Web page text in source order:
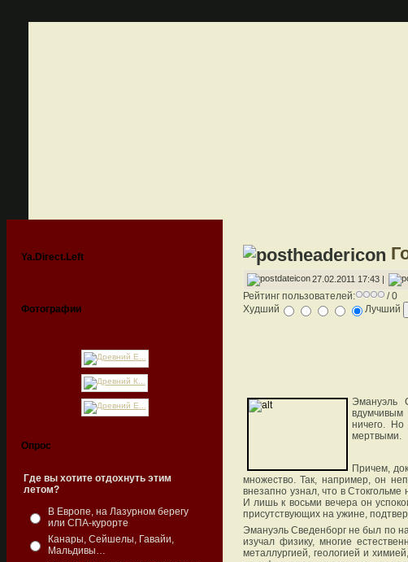
Ya.Direct.Left
Фотографии
Опрос
Где вы хотите отдохнуть этим
летом?
В Европе, на Лазурном берегу
или СПА-курорте
Канары, Сейшелы, Гавайи,
Мальдивы…
27.02.2011 17:43 |
Рейтинг пользователей:
/ 0
Худший
Лучший
Эмануэль
ничего. Но
мертвыми.
Причем,
множество. Так, например, он
внезапно узнал, что в
И лишь к восьми вечера он
присутствующих на ужине,
Эмануэль Сведенборг не был по
изучал физику, многие
металлургией, геологией и